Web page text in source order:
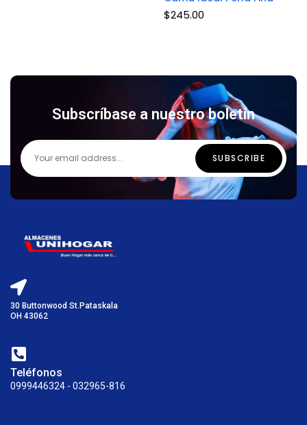
$245.00
Subscríbase a nuestro boletín
30 Buttonwood St.Pataskala
OH 43062
Teléfonos
0999446324 - 032965-816